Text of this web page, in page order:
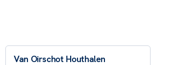
Van Oirschot Houthalen